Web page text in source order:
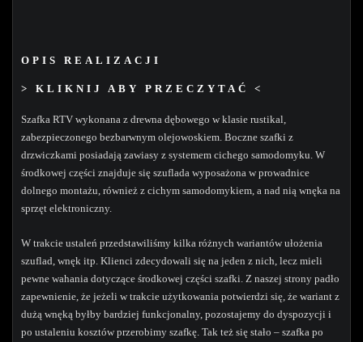
OPIS REALIZACJI
> KLIKNIJ ABY PRZECZYTAĆ <
Szafka RTV wykonana z drewna dębowego w klasie rustikal,
zabezpieczonego bezbarwnym olejowoskiem. Boczne szafki z
drzwiczkami posiadają zawiasy z systemem cichego samodomyku. W
środkowej części znajduje się szuflada wyposażona w prowadnice
dolnego montażu, również z cichym samodomykiem, a nad nią wnęka na
sprzęt elektroniczny.
W trakcie ustaleń przedstawiliśmy kilka różnych wariantów ułożenia
szuflad, wnęk itp. Klienci zdecydowali się na jeden z nich, lecz mieli
pewne wahania dotyczące środkowej części szafki. Z naszej strony padło
zapewnienie, że jeżeli w trakcie użytkowania potwierdzi się, że wariant z
dużą wnęką byłby bardziej funkcjonalny, pozostajemy do dyspozycji i
po ustaleniu kosztów przerobimy szafkę. Tak też się stało – szafka po